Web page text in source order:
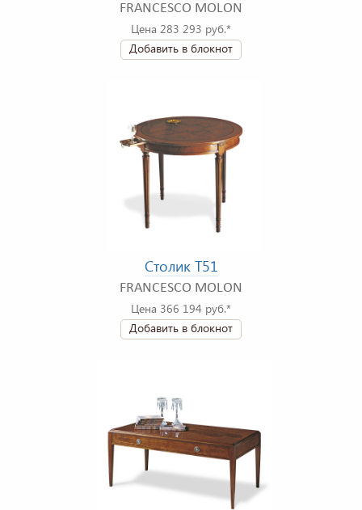
FRANCESCO MOLON
Цена 283 293 руб.*
Добавить в блокнот
Столик T51
FRANCESCO MOLON
Цена 366 194 руб.*
Добавить в блокнот